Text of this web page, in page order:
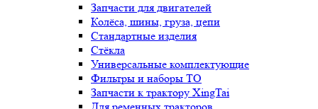
Запчасти для двигателей
Колёса, шины, груза, цепи
Стандартные изделия
Стёкла
Универсальные комплектующие
Фильтры и наборы ТО
Запчасти к трактору XingTai